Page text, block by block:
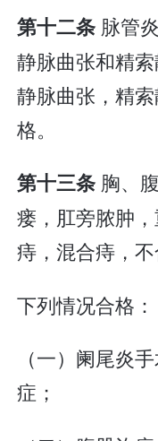
第十二条 脉管
静脉曲张和精
静脉曲张，精
格。
第十三条 胸、
瘘，肛旁脓肿
痔，混合痔，不
下列情况合格：
（一）阑尾炎
症；